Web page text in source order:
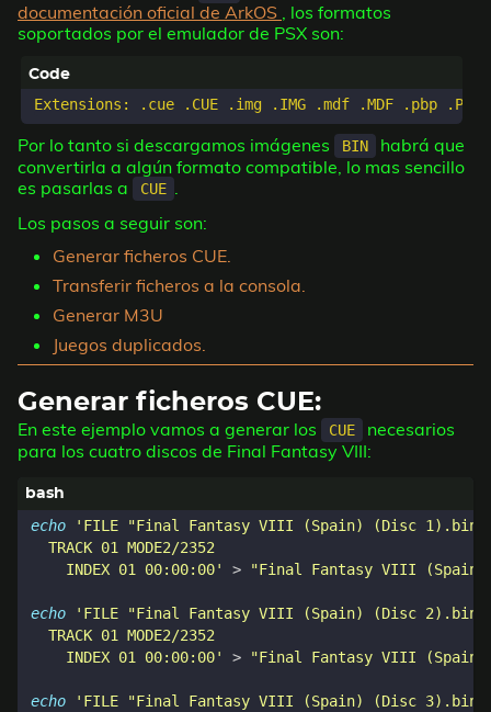
documentación oficial de ArkOS , los formatos
soportados por el emulador de PSX son:
Por lo tanto si descargamos imágenes BIN
habrá que
convertirla a algún formato compatible, lo mas sencillo
es pasarlas a
CUE .
Los pasos a seguir son:
Generar ficheros CUE.
Transferir ficheros a la consola.
Generar M3U
Juegos duplicados.
Generar ficheros CUE:
En este ejemplo vamos a generar los CUE
necesarios
para los cuatro discos de Final Fantasy VIII:
echo
    INDEX 01 00:00:00'
> "Final Fantasy VIII
echo
    INDEX 01 00:00:00'
> "Final Fantasy VIII
echo